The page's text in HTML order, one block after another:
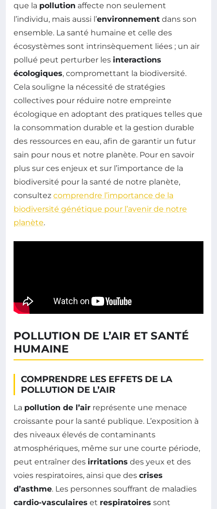
que la pollution affecte non seulement
l’individu, mais aussi l’environnement dans son
ensemble. La santé humaine et celle des
écosystèmes sont intrinsèquement liées ; un air
pollué peut perturber les interactions
écologiques, compromettant la biodiversité.
Cela souligne la nécessité de stratégies
collectives pour réduire notre empreinte
écologique en adoptant des pratiques telles que
la consommation durable et la gestion durable
des ressources en eau, afin de garantir un futur
sain pour nous et notre planète. Pour en savoir
plus sur ces enjeux et sur l’importance de la
biodiversité pour la santé de notre planète,
consultez comprendre l’importance de la
biodiversité génétique pour l’avenir de notre
planète.
POLLUTION DE L’AIR ET SANTÉ
HUMAINE
COMPRENDRE LES EFFETS DE LA
POLLUTION DE L’AIR
La pollution de l’air représente une menace
croissante pour la santé publique. L’exposition à
des niveaux élevés de contaminants
atmosphériques, même sur une courte période,
peut entraîner des irritations des yeux et des
voies respiratoires, ainsi que des crises
d’asthme. Les personnes souffrant de maladies
cardio-vasculaires et respiratoires sont